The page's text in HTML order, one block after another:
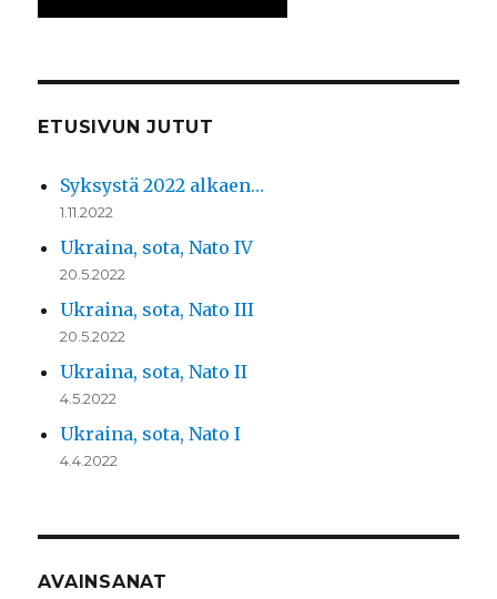
ETUSIVUN JUTUT
Syksystä 2022 alkaen…
1.11.2022
Ukraina, sota, Nato IV
20.5.2022
Ukraina, sota, Nato III
20.5.2022
Ukraina, sota, Nato II
4.5.2022
Ukraina, sota, Nato I
4.4.2022
AVAINSANAT